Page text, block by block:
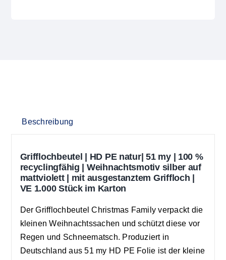
Beschreibung
Grifflochbeutel | HD PE natur|51 my | 100 %
recyclingfähig | Weihnachtsmotiv silber auf
mattviolett | mit ausgestanztem Griffloch |
VE 1.000 Stück im Karton
Der Grifflochbeutel Christmas Family verpackt die
kleinen Weihnachtssachen und schützt diese vor
Regen und Schneematsch. Produziert in
Deutschland aus 51 my HD PE Folie ist der kleine